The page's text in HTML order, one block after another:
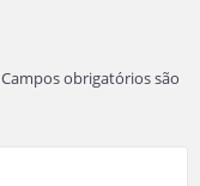
Campos obrigatórios são